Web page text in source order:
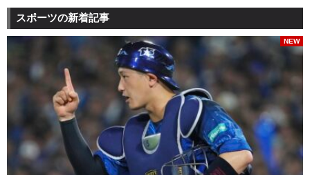
スポーツの新着記事
NEW